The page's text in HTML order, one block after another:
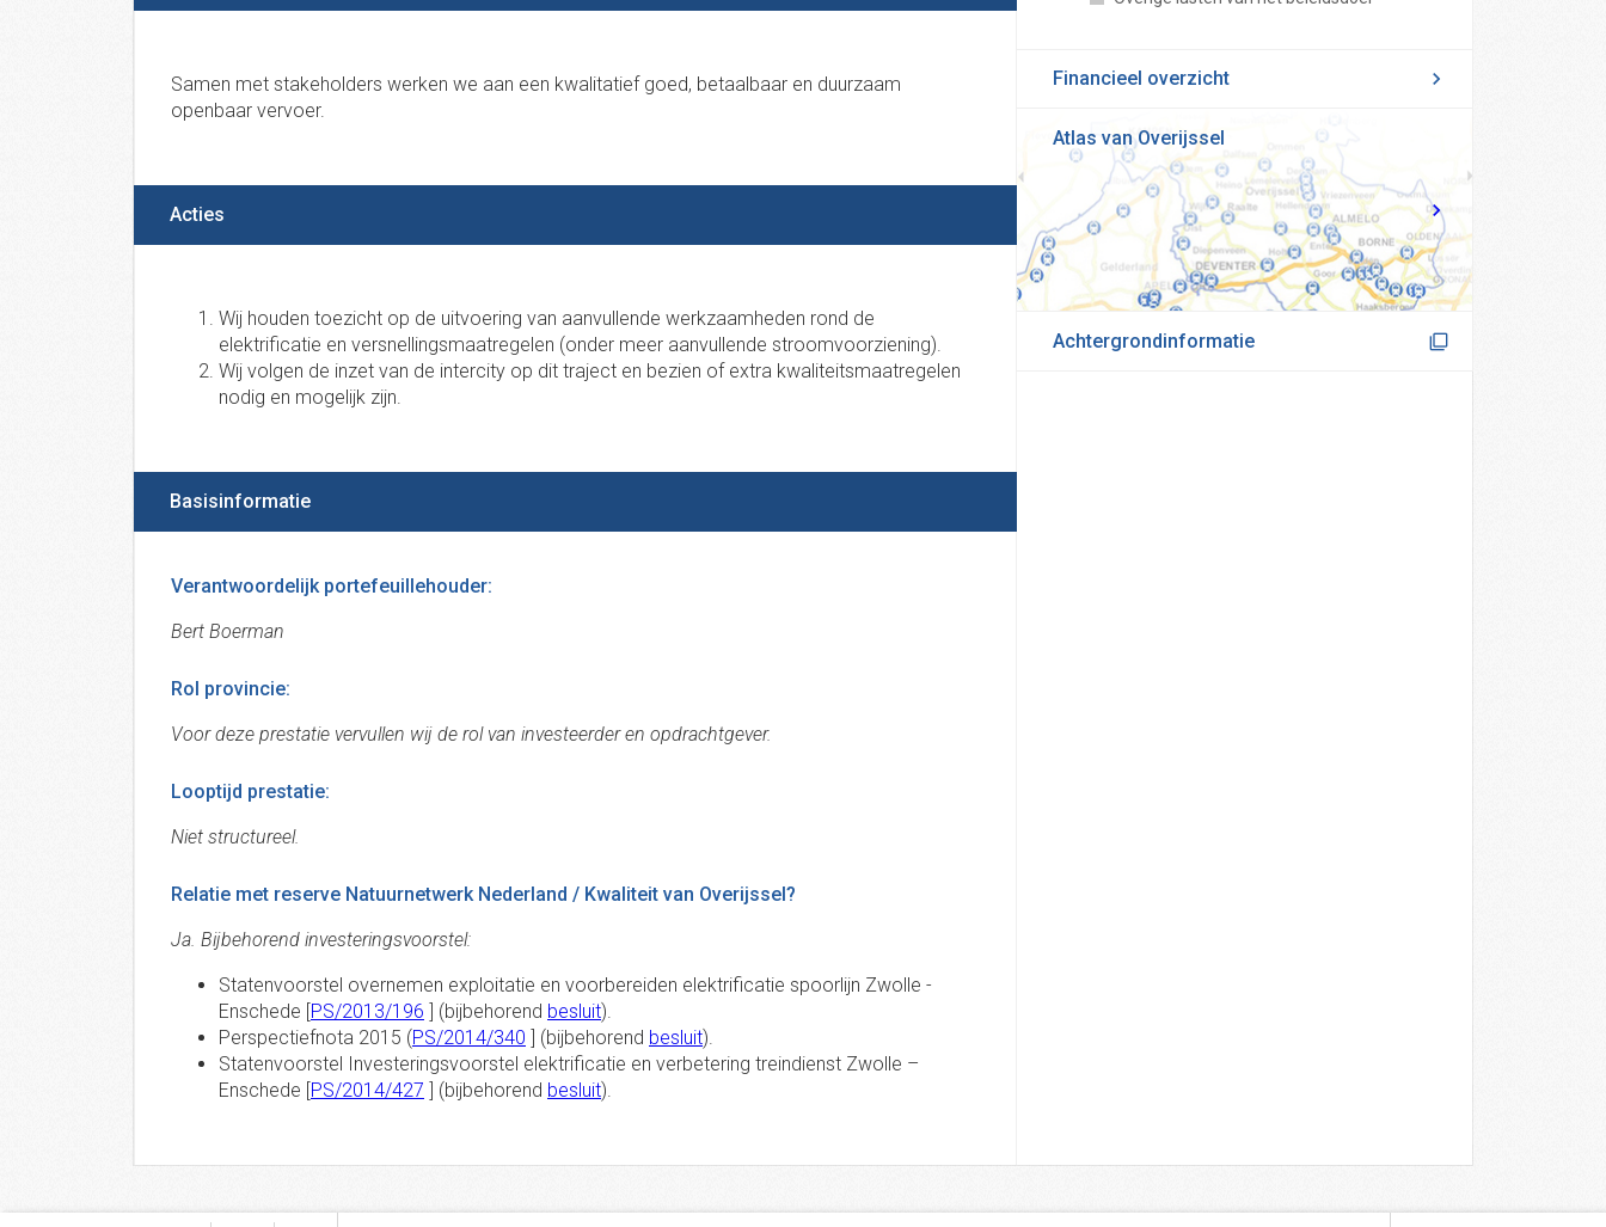
Samen met stakeholders werken we aan een kwalitatief goed, betaalbaar en duurzaam
openbaar vervoer.
Acties
Wij houden toezicht op de uitvoering van aanvullende werkzaamheden rond de
elektrificatie en versnellingsmaatregelen (onder meer aanvullende stroomvoorziening).
Wij volgen de inzet van de intercity op dit traject en bezien of extra kwaliteitsmaatregelen
nodig en mogelijk zijn.
Basisinformatie
Verantwoordelijk portefeuillehouder:
Bert Boerman
Rol provincie:
Voor deze prestatie vervullen wij de rol van investeerder en opdrachtgever.
Looptijd prestatie:
Niet structureel.
Relatie met reserve Natuurnetwerk Nederland / Kwaliteit van Overijssel?
Ja. Bijbehorend investeringsvoorstel:
Statenvoorstel overnemen exploitatie en voorbereiden elektrificatie spoorlijn Zwolle -
Enschede [PS/2013/196 ] (bijbehorend besluit).
Perspectiefnota 2015 (PS/2014/340 ] (bijbehorend besluit).
Statenvoorstel Investeringsvoorstel elektrificatie en verbetering treindienst Zwolle –
Enschede [PS/2014/427 ] (bijbehorend besluit).
Financieel overzicht
Atlas van Overijssel
Achtergrondinformatie